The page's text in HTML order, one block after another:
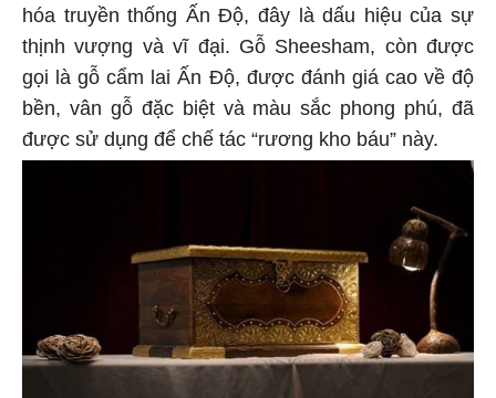
hóa truyền thống Ấn Độ, đây là dấu hiệu của sự
thịnh vượng và vĩ đại. Gỗ Sheesham, còn được
gọi là gỗ cẩm lai Ấn Độ, được đánh giá cao về độ
bền, vân gỗ đặc biệt và màu sắc phong phú, đã
được sử dụng để chế tác “rương kho báu” này.